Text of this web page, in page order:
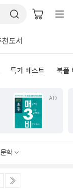
천도서
특가 베스트 북플
AD
학